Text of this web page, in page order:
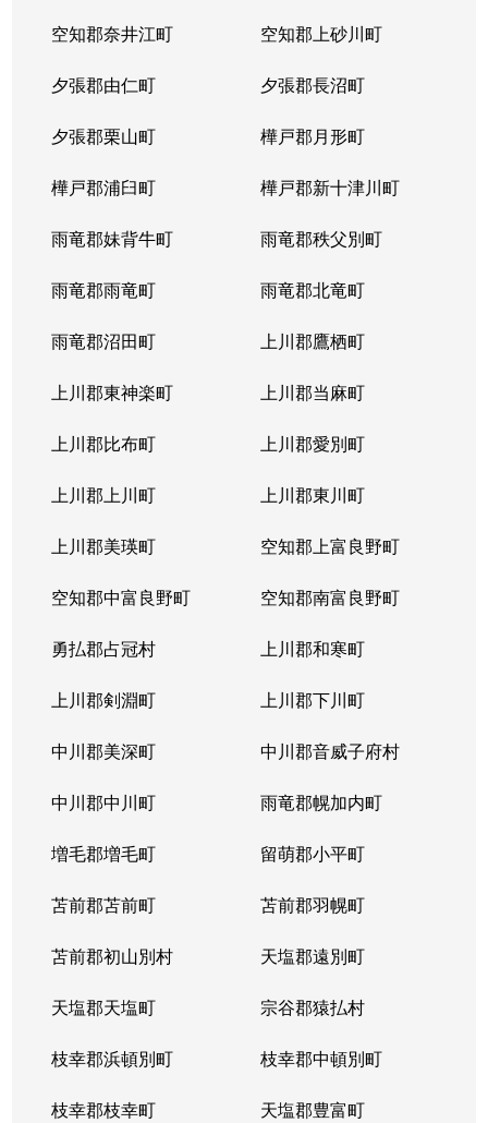
空知郡奈井江町 空知郡上砂川町
夕張郡由仁町 夕張郡長沼町
夕張郡栗山町 樺戸郡月形町
樺戸郡浦臼町 樺戸郡新十津川町
雨竜郡妹背牛町 雨竜郡秩父別町
雨竜郡雨竜町 雨竜郡北竜町
雨竜郡沼田町 上川郡鷹栖町
上川郡東神楽町 上川郡当麻町
上川郡比布町 上川郡愛別町
上川郡上川町 上川郡東川町
上川郡美瑛町 空知郡上富良野町
空知郡中富良野町 空知郡南富良野町
勇払郡占冠村 上川郡和寒町
上川郡剣淵町 上川郡下川町
中川郡美深町 中川郡音威子府村
中川郡中川町 雨竜郡幌加内町
増毛郡増毛町 留萌郡小平町
苫前郡苫前町 苫前郡羽幌町
苫前郡初山別村 天塩郡遠別町
天塩郡天塩町 宗谷郡猿払村
枝幸郡浜頓別町 枝幸郡中頓別町
枝幸郡枝幸町 天塩郡豊富町